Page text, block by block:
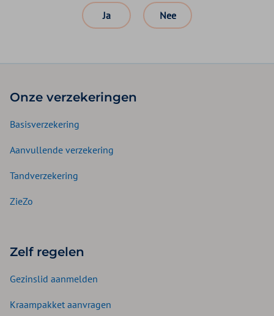
Ja Nee
Onze verzekeringen
Basisverzekering
Aanvullende verzekering
Tandverzekering
ZieZo
Zelf regelen
Gezinslid aanmelden
Kraampakket aanvragen